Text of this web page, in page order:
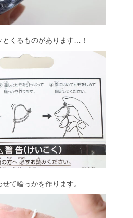
くるものがあります…！
て輪っかを作ります。